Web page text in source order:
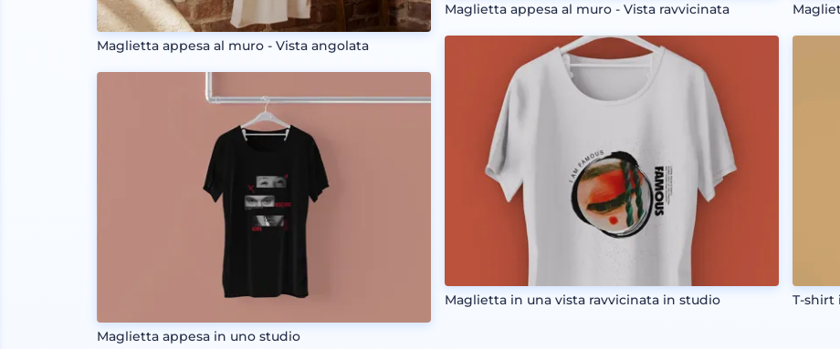
Maglietta appesa al muro - Vista angolata
Maglietta appesa in uno studio
Maglietta appesa al muro - Vista ravvicinata
Maglietta in una vista ravvicinata in studio T-shirt